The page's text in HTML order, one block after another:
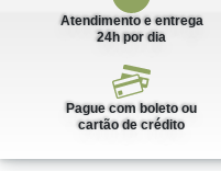
Atendimento e entrega
24h por dia
Pague com boleto ou
cartão de crédito